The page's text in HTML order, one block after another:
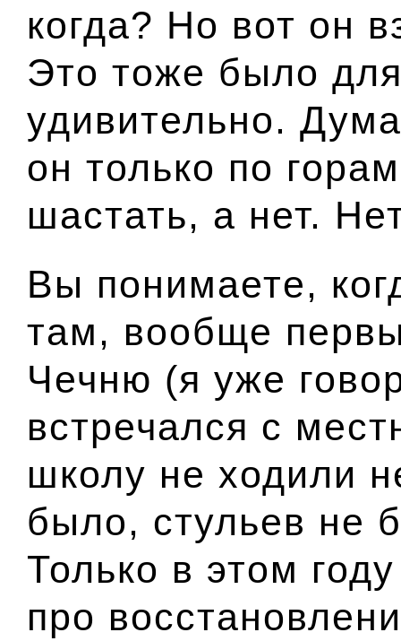
когда? Но вот он
Это тоже было
удивительно.
он только по
шастать, а нет.
Вы понимаете,
там, вообще
Чечню (я уже
встречался с
школу не ходили
было, стульев не
Только в этом
про